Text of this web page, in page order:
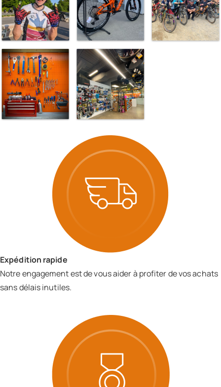
Expédition rapide
Notre engagement est de vous aider à profiter de vos achats
sans délais inutiles.